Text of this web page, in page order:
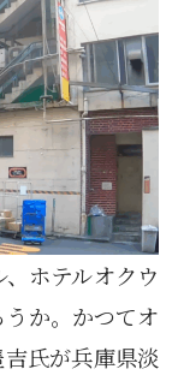
ホテルオクウ
か。かつてオ
氏が兵庫県淡